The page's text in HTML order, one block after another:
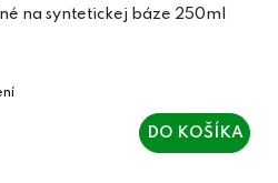
na syntetickej báze 250ml
DO KOŠÍKA